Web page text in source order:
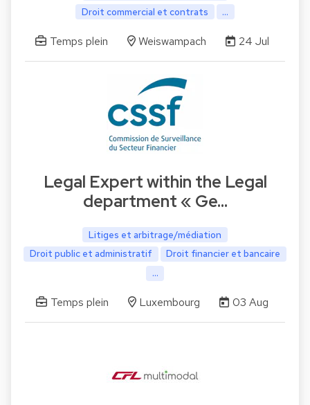
Droit commercial et contrats
...
Temps plein Weiswampach 24 Jul
Legal Expert within the Legal
department « Ge…
Litiges et arbitrage/médiation
Droit public et administratif
Droit financier et bancaire
...
Temps plein Luxembourg 03 Aug